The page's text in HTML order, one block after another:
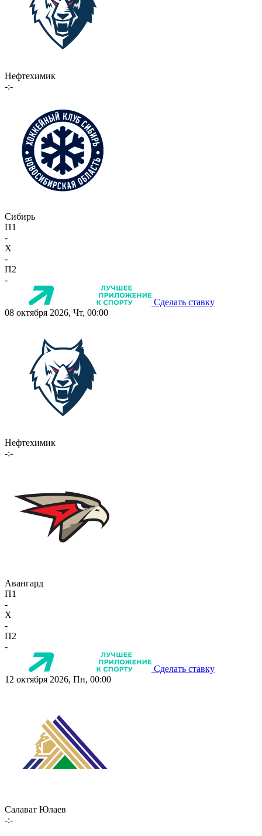
Нефтехимик
-:-
Сибирь
П1
-
X
-
П2
-
Сделать ставку
08 октября 2026, Чт, 00:00
Нефтехимик
-:-
Авангард
П1
-
X
-
П2
-
Сделать ставку
12 октября 2026, Пн, 00:00
Салават Юлаев
-:-